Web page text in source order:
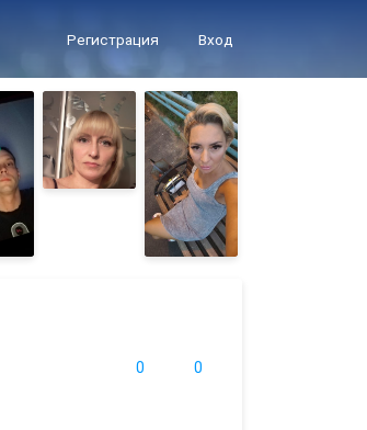
Регистрация Вход
0 0